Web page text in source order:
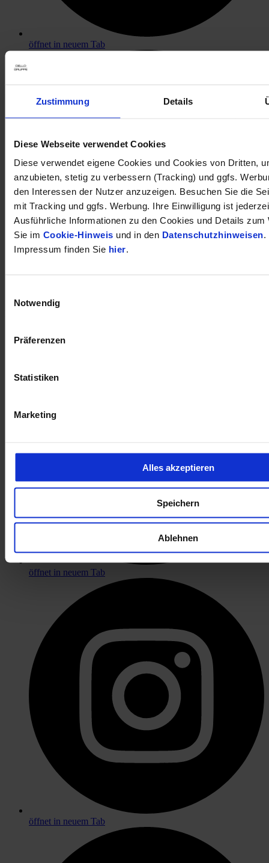
Zustimmung Details
Diese Webseite verwendet Cookies
Diese verwendet eigene Cookies und Cookies von Dritten,
anzubieten, stetig zu verbessern (Tracking) und ggfs.
den Interessen der Nutzer anzuzeigen. Besuchen Sie die
mit Tracking und ggfs. Werbung. Ihre Einwilligung ist
Ausführliche Informationen zu den Cookies und Details zum
Sie im Cookie-Hinweis und in den Datenschutzhinweisen.
Impressum finden Sie hier.
Notwendig
Präferenzen
Statistiken
Marketing
Alles akzeptieren
Speichern
Ablehnen
öffnet in neuem Tab
öffnet in neuem Tab
öffnet in neuem Tab